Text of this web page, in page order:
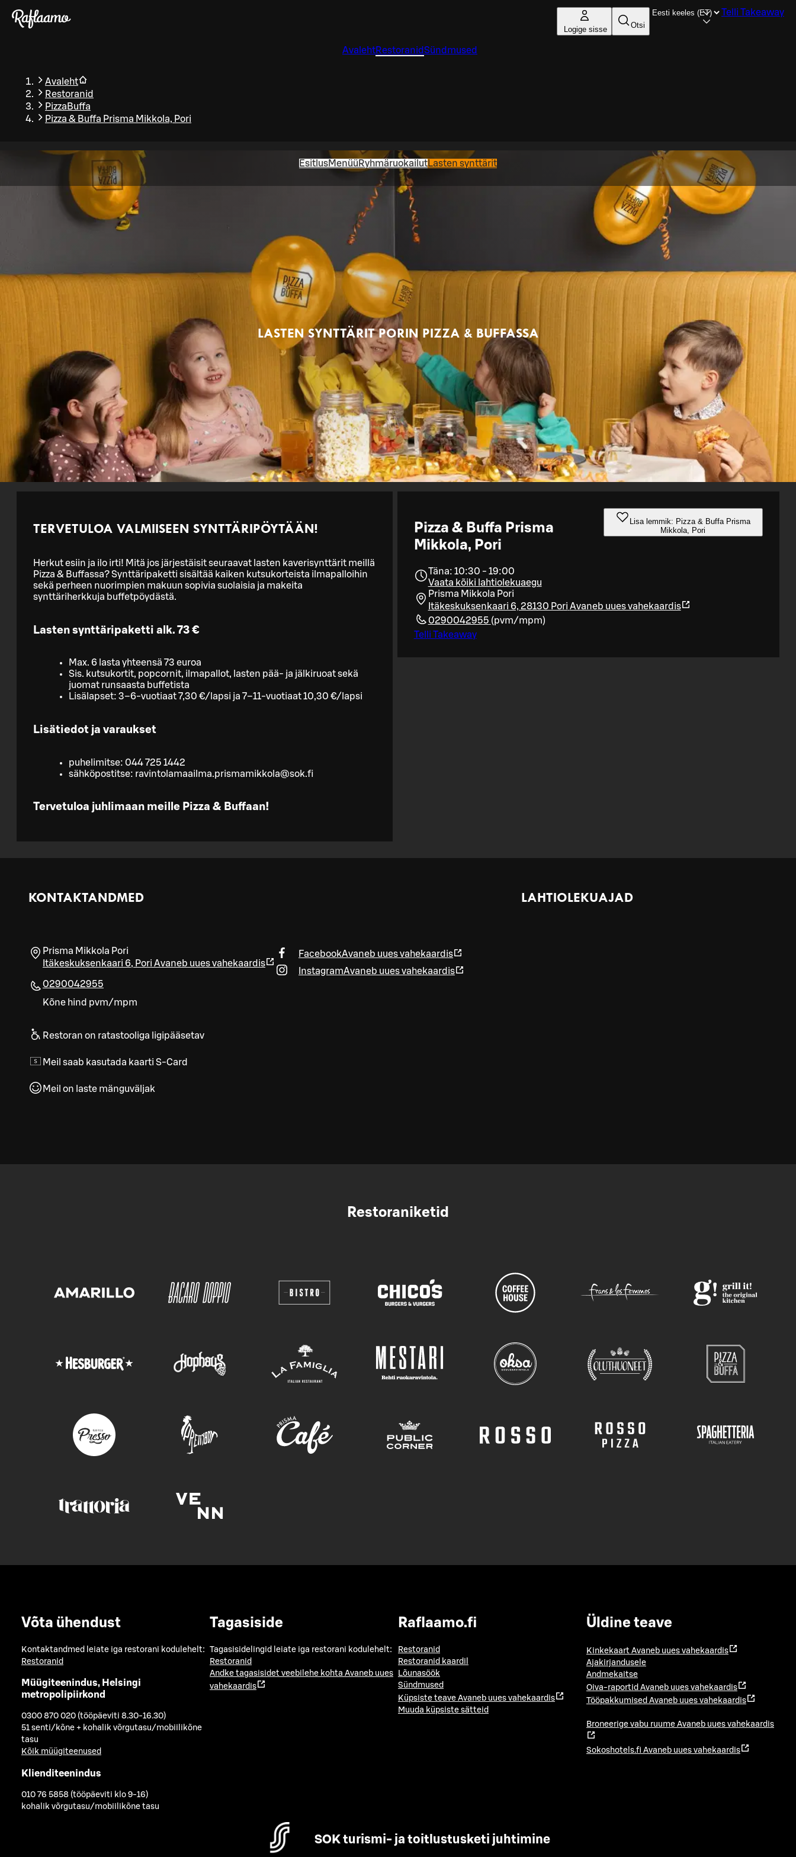
Liigu peamise sisu juurde
Logige sisse Otsi
Telli Takeaway
AvalehtRestoranidSündmused
Avaleht
Restoranid
PizzaBuffa
Pizza & Buffa Prisma Mikkola, Pori
EsitlusMenüü RyhmäruokailutLasten synttärit
LASTEN SYNTTÄRIT PORIN PIZZA & BUFFASSA
Pizza & Buffa Prisma
Mikkola, Pori
Lisa lemmik: Pizza & Buffa Prisma
Mikkola, Pori
Täna: 10:30 - 19:00
Vaata kõiki lahtiolekuaegu
Prisma Mikkola Pori
Itäkeskuksenkaari 6, 28130 Pori Avaneb uues vahekaardis
0290042955 (pvm/mpm)
Telli Takeaway
TERVETULOA VALMIISEEN SYNTTÄRIPÖYTÄÄN!
Herkut esiin ja ilo irti! Mitä jos järjestäisit seuraavat lasten kaverisynttärit meillä
Pizza & Buffassa? Synttäripaketti sisältää kaiken kutsukorteista ilmapalloihin
sekä perheen nuorimpien makuun sopivia suolaisia ja makeita
synttäriherkkuja buffetpöydästä.
Lasten synttäripaketti alk. 73 €
Max. 6 lasta yhteensä 73 euroa
Sis. kutsukortit, popcornit, ilmapallot, lasten pää- ja jälkiruoat sekä
juomat runsaasta buffetista
Lisälapset: 3–6-vuotiaat 7,30 €/lapsi ja 7–11-vuotiaat 10,30 €/lapsi
Lisätiedot ja varaukset
puhelimitse: 044 725 1442
sähköpostitse: ravintolamaailma.prismamikkola@sok.fi
Tervetuloa juhlimaan meille Pizza & Buffaan!
KONTAKTANDMED
Prisma Mikkola Pori
Itäkeskuksenkaari 6, Pori Avaneb uues vahekaardis
0290042955
Kõne hind pvm/mpm
Restoran on ratastooliga ligipääsetav
Meil saab kasutada kaarti S-Card
Meil on laste mänguväljak
FacebookAvaneb uues vahekaardis
InstagramAvaneb uues vahekaardis
LAHTIOLEKUAJAD
Restoraniketid
Võta ühendust
Kontaktandmed leiate iga restorani kodulehelt:
Restoranid
Müügiteenindus, Helsingi
metropolipiirkond
0300 870 020 (tööpäeviti 8.30-16.30)
51 senti/kõne + kohalik võrgutasu/mobiilikõne
tasu
Kõik müügiteenused
Klienditeenindus
010 76 5858 (tööpäeviti klo 9-16)
kohalik võrgutasu/mobiilikõne tasu
Tagasiside
Tagasisidelingid leiate iga restorani kodulehelt:
Restoranid
Andke tagasisidet veebilehe kohta Avaneb uues
vahekaardis
Raflaamo.fi
Restoranid
Restoranid kaardil
Lõunasöök
Sündmused
Küpsiste teave Avaneb uues vahekaardis
Muuda küpsiste sätteid
Üldine teave
Kinkekaart Avaneb uues vahekaardis
Ajakirjandusele
Andmekaitse
Oiva-raportid Avaneb uues vahekaardis
Tööpakkumised Avaneb uues vahekaardis
Broneerige vabu ruume Avaneb uues vahekaardis
Sokoshotels.fi Avaneb uues vahekaardis
SOK turismi- ja toitlustusketi juhtimine